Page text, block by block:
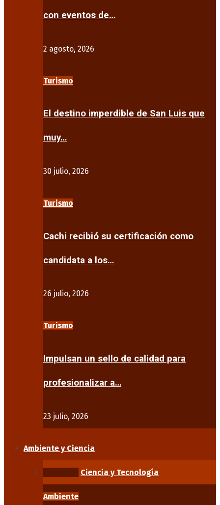
con eventos de…
2 agosto, 2026
Turismo
El destino imperdible de San Luis que
muy…
30 julio, 2026
Turismo
Cachi recibió su certificación como
candidata a los…
26 julio, 2026
Turismo
Impulsan un sello de calidad para
profesionalizar a…
23 julio, 2026
Ambiente y Ciencia
Ciencia y Tecnología
Ambiente